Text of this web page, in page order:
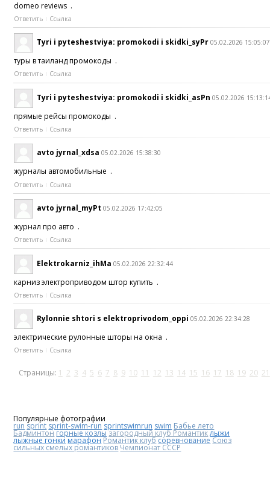
domeo reviews .
Ответить Ссылка
Tyri i pyteshestviya: promokodi i skidki_syPr 05.02.2026 15:05:07
туры в таиланд промокоды .
Ответить Ссылка
Tyri i pyteshestviya: promokodi i skidki_asPn 05.02.2026
прямые рейсы промокоды .
Ответить Ссылка
avto jyrnal_xdsa 05.02.2026 15:38:30
журналы автомобильные .
Ответить Ссылка
avto jyrnal_myPt 05.02.2026 17:42:05
журнал про авто .
Ответить Ссылка
Elektrokarniz_ihMa 05.02.2026 22:32:44
карниз электроприводом штор купить .
Ответить Ссылка
Rylonnie shtori s elektroprivodom_oppi 05.02.2026 22:34:28
электрические рулонные шторы на окна .
Ответить Ссылка
Страницы: 1 2 3 4 5 6 7 8 9 10 11 12 13 14 15 16 17 18 19 20 21
Популярные фотографии
run sprint sprint-swim-run sprintswimrun swim Бабье лето
Бадминтонгорные козлы загородный клуб Романтиклыжи
лыжные гонки марафонРомантик клубсоревнованиеСоюз
сильных смелых романтиковЧемпионат СССР